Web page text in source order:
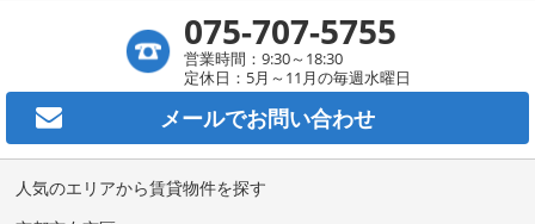
075-707-5755
営業時間：9:30～18:30
定休日：5月～11月の毎週水曜日
メールでお問い合わせ
人気のエリアから賃貸物件を探す